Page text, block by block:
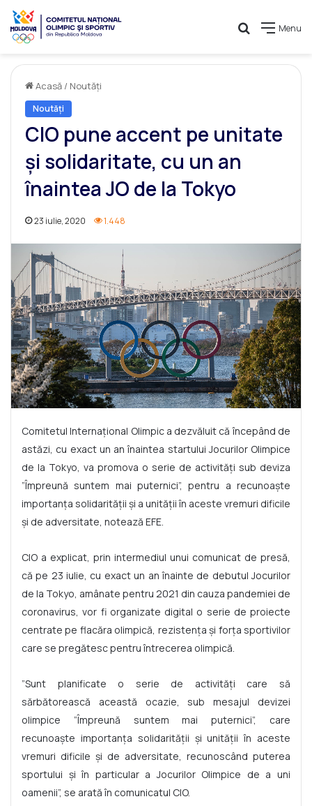
Menu
Caută
Acasă / Noutăți
Noutăți
CIO pune accent pe unitate
și solidaritate, cu un an
înaintea JO de la Tokyo
23 iulie, 2020 1.448
Comitetul Internaţional Olimpic a dezvăluit că începând de
astăzi, cu exact un an înaintea startului Jocurilor Olimpice
de la Tokyo, va promova o serie de activităţi sub deviza
”Împreună suntem mai puternici”, pentru a recunoaşte
importanţa solidarităţii şi a unităţii în aceste vremuri dificile
şi de adversitate, notează EFE.
CIO a explicat, prin intermediul unui comunicat de presă,
că pe 23 iulie, cu exact un an înainte de debutul Jocurilor
de la Tokyo, amânate pentru 2021 din cauza pandemiei de
coronavirus, vor fi organizate digital o serie de proiecte
centrate pe flacăra olimpică, rezistenţa şi forţa sportivilor
care se pregătesc pentru întrecerea olimpică.
”Sunt planificate o serie de activităţi care să
sărbătorească această ocazie, sub mesajul devizei
olimpice ”Împreună suntem mai puternici”, care
recunoaşte importanţa solidarităţii şi unităţii în aceste
vremuri dificile şi de adversitate, recunoscând puterea
sportului şi în particular a Jocurilor Olimpice de a uni
oamenii”, se arată în comunicatul CIO.